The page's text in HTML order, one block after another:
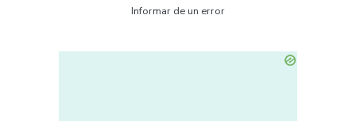
Informar de un error